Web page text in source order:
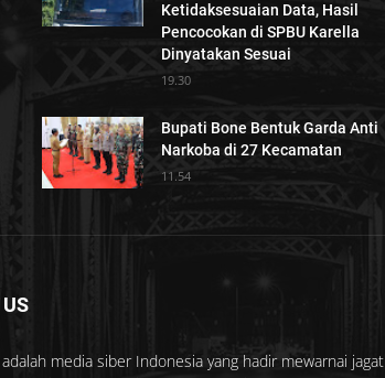
Ketidaksesuaian Data, Hasil
Pencocokan di SPBU Karella
Dinyatakan Sesuai
19.30
Bupati Bone Bentuk Garda Anti
Narkoba di 27 Kecamatan
11.54
media siber Indonesia yang hadir mewarnai jagat